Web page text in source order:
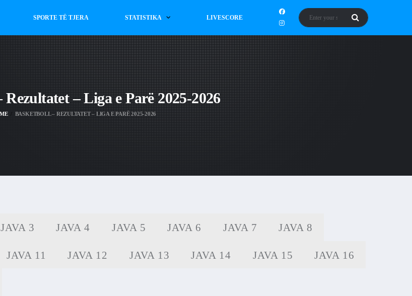
SPORTE TË TJERA STATISTIKA LIVESCORE
– Liga e Parë 2025-2026
BASKETBOLL – REZULTATET – LIGA E PARË 2025-2026
JAVA 3 JAVA 4 JAVA 5 JAVA 6 JAVA 7 JAVA 8
JAVA 11 JAVA 12 JAVA 13 JAVA 14 JAVA 15 JAVA 16